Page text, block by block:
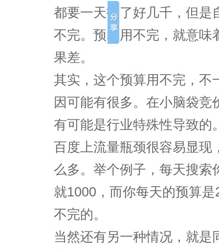
都要一天投了好几千，但是
不完。预算用不完，就意味
果差。
其实，这个预算用不完，不
因可能有很多。在小脑袋
有可能是行业特殊性导致的
百度上流量瓶颈很容易显现
么多。举个例子，每天搜索
就1000，而你每天的预算
不完的。
当然还有另一种情况，就